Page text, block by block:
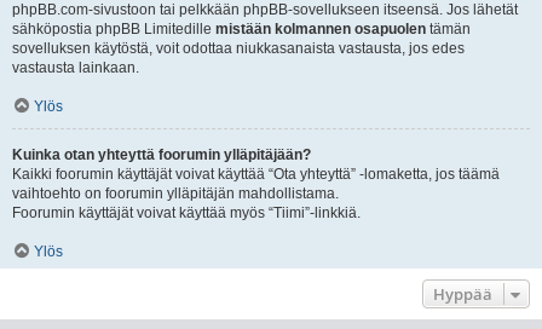
phpBB.com-sivustoon tai pelkkään phpBB-sovellukseen itseensä. Jos lähetät
sähköpostia phpBB Limitedille mistään kolmannen osapuolen tämän
sovelluksen käytöstä, voit odottaa niukkasanaista vastausta, jos edes
vastausta lainkaan.
Ylös
Kuinka otan yhteyttä foorumin ylläpitäjään?
Kaikki foorumin käyttäjät voivat käyttää “Ota yhteyttä” -lomaketta, jos täämä
vaihtoehto on foorumin ylläpitäjän mahdollistama.
Foorumin käyttäjät voivat käyttää myös “Tiimi”-linkkiä.
Ylös
Hyppää